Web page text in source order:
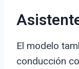
El modelo
conducción